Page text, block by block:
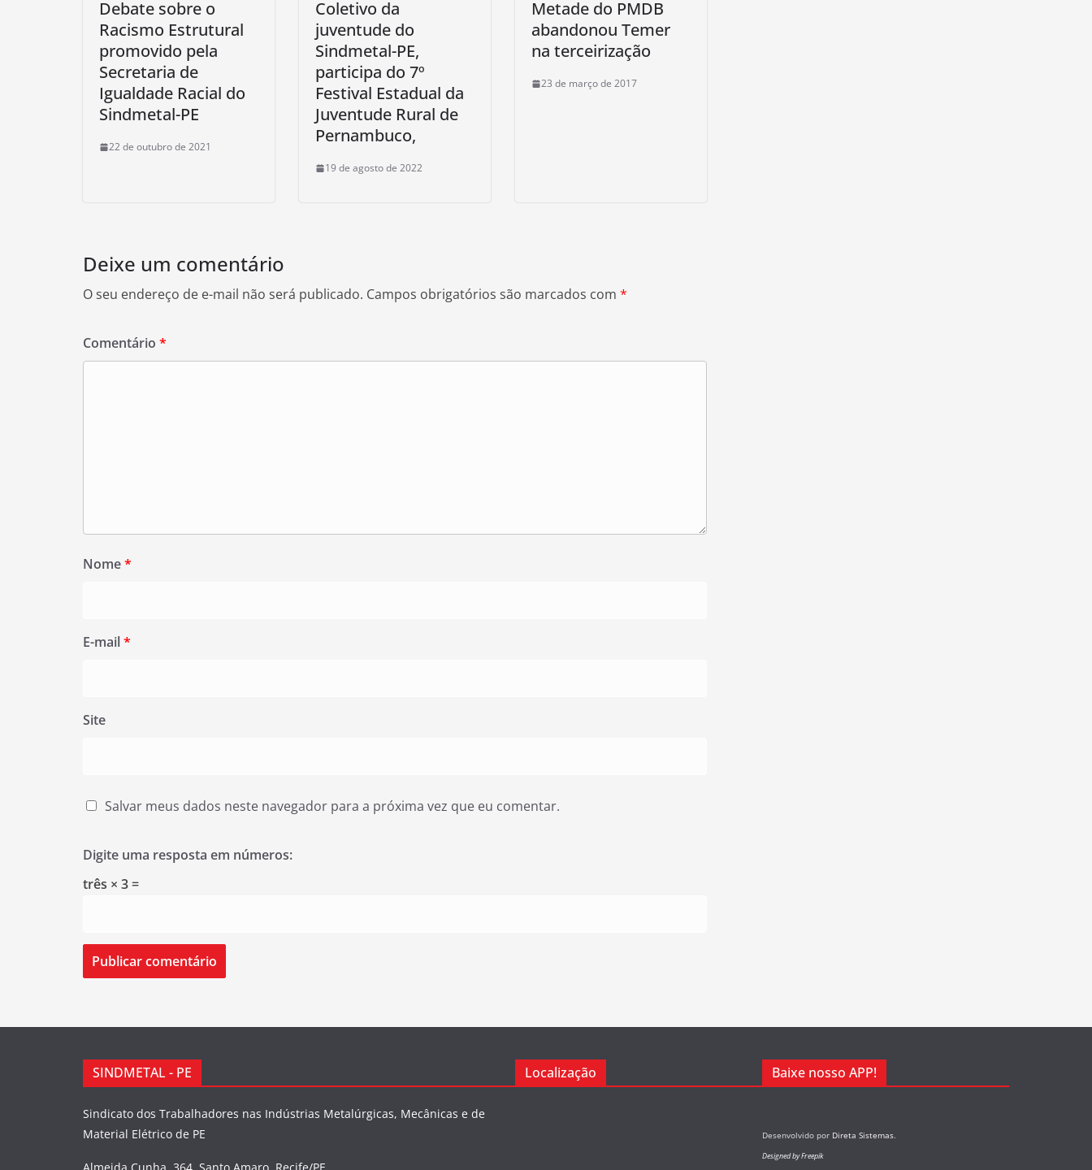
Debate sobre o
Racismo Estrutural
promovido pela
Secretaria de
Igualdade Racial do
Sindmetal-PE
22 de outubro de 2021
Coletivo da
juventude do
Sindmetal-PE,
participa do 7º
Festival Estadual da
Juventude Rural de
Pernambuco,
19 de agosto de 2022
Metade do PMDB
abandonou Temer
na terceirização
23 de março de 2017
Deixe um comentário
O seu endereço de e-mail não será publicado. Campos obrigatórios são marcados com *
Comentário *
Nome*
E-mail*
Site
Salvar meus dados neste navegador para a próxima vez que eu comentar.
Digite uma resposta em números:
três × 3 =
SINDMETAL - PE
Sindicato dos Trabalhadores nas Indústrias Metalúrgicas, Mecânicas e de
Material Elétrico de PE
Localização Baixe nosso APP!
Desenvolvido por Direta Sistemas.
Designed by Freepik